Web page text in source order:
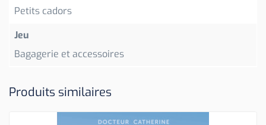
Petits cadors
Jeu
Bagagerie et accessoires
Produits similaires